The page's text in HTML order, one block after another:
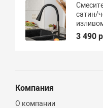
сатин/
3 490
Компания
О компании